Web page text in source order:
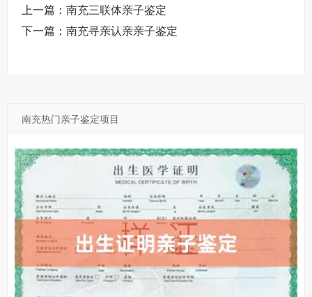
上一篇： 南充三联体亲子鉴定
下一篇： 南充寻亲认亲亲子鉴定
南充热门亲子鉴定项目